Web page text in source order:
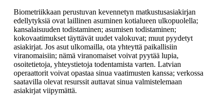
Biometriikkaan perustuvan kevennetyn matkustusasiakirjan
edellytyksiä ovat laillinen asuminen kotialueen ulkopuolella;
kansalaisuuden todistaminen; asumisen todistaminen;
kokovaatimukset täyttävät uudet valokuvat; muut pyydetyt
asiakirjat. Jos asut ulkomailla, ota yhteyttä paikallisiin
viranomaisiin; nämä viranomaiset voivat pyytää lupia,
osoitetietoja, yhteystietoja todentamista varten. Latvian
operaattorit voivat opastaa sinua vaatimusten kanssa; verkossa
saatavilla olevat resurssit auttavat sinua valmistelemaan
asiakirjat viipymättä.